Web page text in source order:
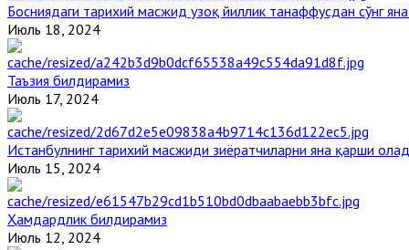
Босниядаги тарихий масжид узоқ йиллик танаффусдан сўнг
Июль 18, 2024
Таъзия билдирамиз
Июль 17, 2024
Истанбулнинг тарихий масжиди зиёратчиларни яна қарши
Июль 15, 2024
Ҳамдардлик билдирамиз
Июль 12, 2024